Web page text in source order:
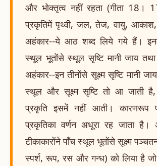
और भोक्तृत्व नहीं रहता (गीता 18।
प्रकृतिमें पृथ्वी, जल, तेज, वायु,
अहंकार--ये आठ शब्द लिये गये हैं।
स्थूल भूतोंसे स्थूल सृष्टि मानी जाय
अहंकार--इन तीनोंसे सूक्ष्म सृष्टि मानी
स्थूल और सूक्ष्म सृष्टि तो आ जाती
प्रकृति इसमें नहीं आती। कारणरूप
प्रकृतिका वर्णन अधूरा रह जाता है।
टीकाकारोंने पाँच स्थूल भूतोंसे सूक्ष्म
स्पर्श, रूप, रस और गन्ध) को लिया है